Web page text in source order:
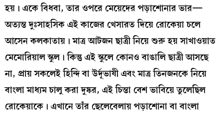
হয়। একে বিধবা, তার ওপরে মেয়েদের পড়াশোনার ভার—
অত্যন্ত দুঃসাহসিক এই কাজের খেসারত দিয়ে রোকেয়া চলে
আসেন কলকাতায়। মাত্র আটজন ছাত্রী নিয়ে শুরু হয় সাখাওয়াত
মেমোরিয়াল স্কুল। কিন্তু এই স্কুলে কোনও বাঙালি ছাত্রী আসছে
না, প্রায় সকলেই হিন্দি বা উর্দূভাষী এবং মাত্র তিনজনকে নিয়ে
বাংলা মাধ্যম চালু করা দুষ্কর, এই চিন্তা বেশ ভাবিয়ে তুলেছিল
রোকেয়াকে। এখানে তাঁর ছেলেবেলায় পড়াশোনা বা বাংলা